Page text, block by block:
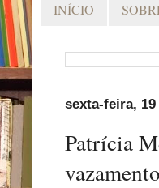
INÍCIO
sexta-feira,
Patrícia